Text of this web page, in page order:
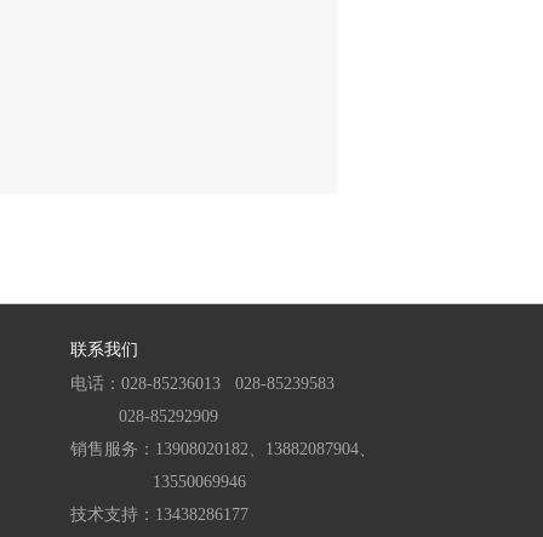
联系我们
电话：028-85236013
028-85239583
028-85292909
销售服务：13908020182、 13882087904、
13550069946
技术支持： 13438286177